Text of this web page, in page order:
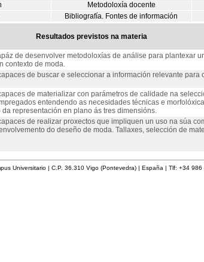
Metodoloxía docente
Bibliografía. Fontes de información
Resultados previstos na materia
de desenvolver metodoloxías de análise para plantexar
contexto de moda.
de buscar e seleccionar a información relevante para
de materializar con parámetros de calidade na
entendendo as necesidades técnicas e
representación en plano ás tres dimensións.
de realizar proxectos que impliquen un uso na súa
do deseño de moda. Tallaxes, selección de
| C.P. 36.310 Vigo (Pontevedra) | España | Tlf: +34 986